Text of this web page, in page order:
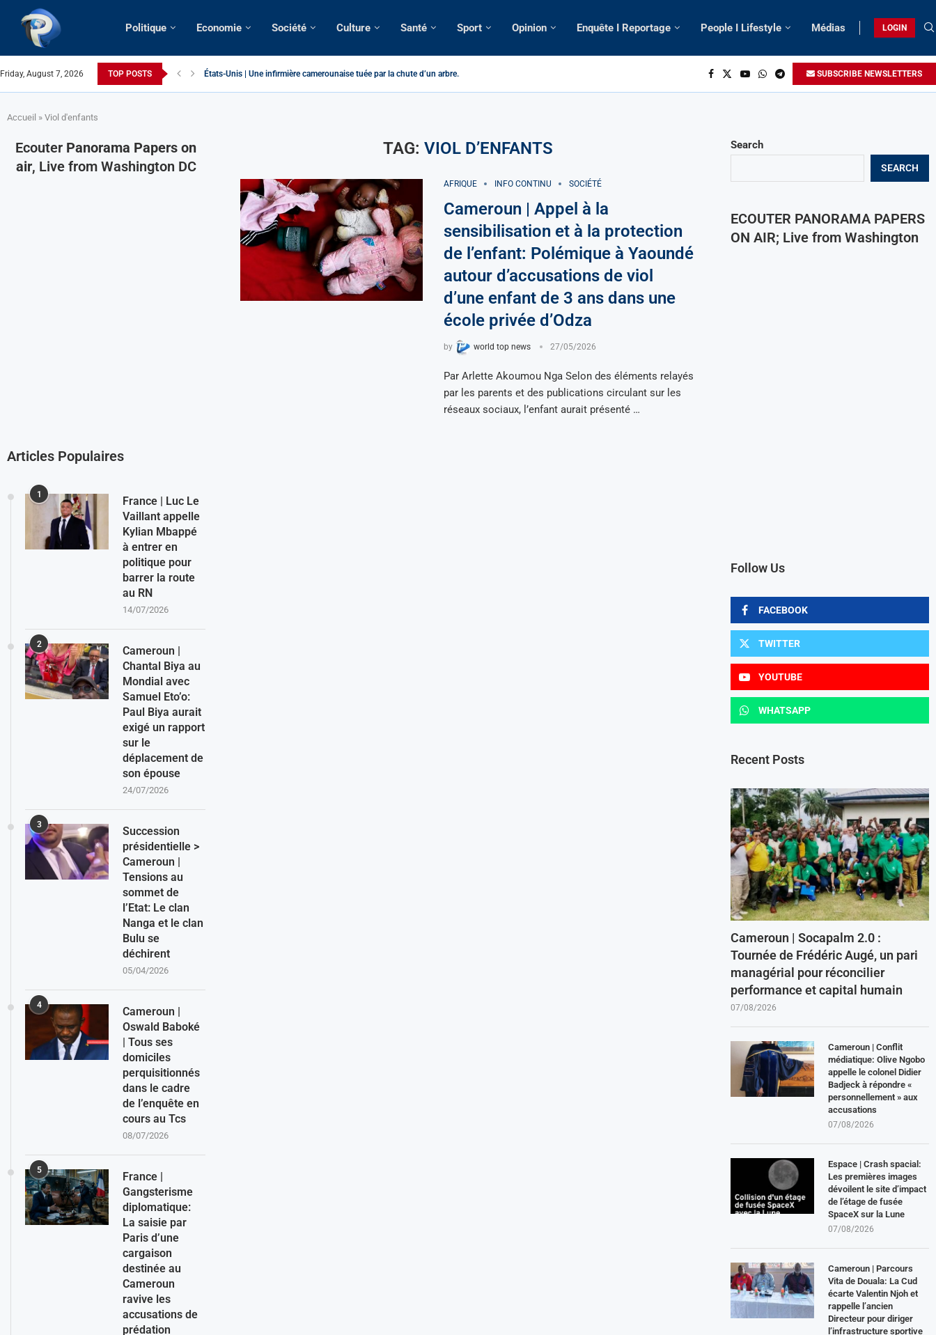
Politique Economie Société Culture Santé Sport Opinion Enquête I Reportage People I Lifestyle Médias LOGIN
Friday, August 7, 2026 TOP POSTS États-Unis | Une infirmière camerounaise tuée par la chute d’un arbre... SUBSCRIBE NEWSLETTERS
Accueil » Viol d'enfants
TAG: VIOL D’ENFANTS
AFRIQUE INFO CONTINU SOCIÉTÉ
Cameroun | Appel à la
sensibilisation et à la protection
de l’enfant: Polémique à Yaoundé
autour d’accusations de viol
d’une enfant de 3 ans dans une
école privée d’Odza
by world top news 27/05/2026
Par Arlette Akoumou Nga Selon des éléments relayés
par les parents et des publications circulant sur les
réseaux sociaux, l’enfant aurait présenté …
Search
SEARCH
ECOUTER PANORAMA PAPERS
ON AIR; Live from Washington
Follow Us
FACEBOOK
TWITTER
YOUTUBE
WHATSAPP
Recent Posts
Cameroun | Socapalm 2.0 :
Tournée de Frédéric Augé, un pari
managérial pour réconcilier
performance et capital humain
07/08/2026
Cameroun | Conflit
médiatique: Olive Ngobo
appelle le colonel Didier
Badjeck à répondre «
personnellement » aux
accusations
07/08/2026
Espace | Crash spacial:
Les premières images
dévoilent le site d’impact
de l’étage de fusée
SpaceX sur la Lune
07/08/2026
Cameroun | Parcours
Vita de Douala: La Cud
écarte Valentin Njoh et
rappelle l’ancien
Directeur pour diriger
l’infrastructure sportive
Ecouter Panorama Papers on
air, Live from Washington DC
Articles Populaires
1
France | Luc Le
Vaillant appelle
Kylian Mbappé
à entrer en
politique pour
barrer la route
au RN
14/07/2026
2
Cameroun |
Chantal Biya au
Mondial avec
Samuel Eto’o:
Paul Biya aurait
exigé un rapport
sur le
déplacement de
son épouse
24/07/2026
3
Succession
présidentielle >
Cameroun |
Tensions au
sommet de
l’Etat: Le clan
Nanga et le clan
Bulu se
déchirent
05/04/2026
4
Cameroun |
Oswald Baboké
| Tous ses
domiciles
perquisitionnés
dans le cadre
de l’enquête en
cours au Tcs
08/07/2026
5
France |
Gangsterisme
diplomatique:
La saisie par
Paris d’une
cargaison
destinée au
Cameroun
ravive les
accusations de
prédation